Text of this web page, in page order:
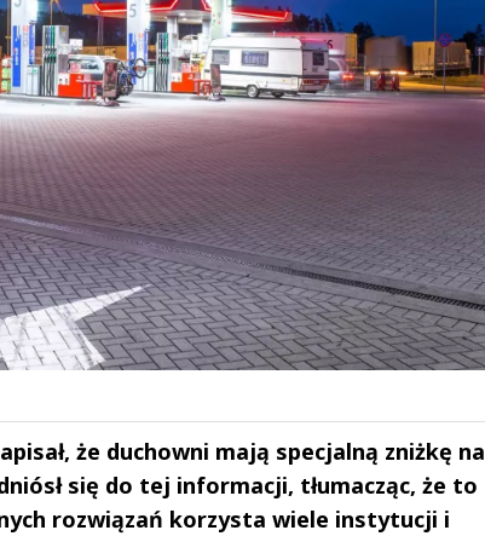
że duchowni mają specjalną zniżkę na
się do tej informacji, tłumacząc, że to
rozwiązań korzysta wiele instytucji i